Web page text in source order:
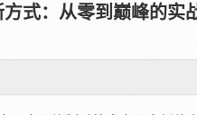
式：从零到巅峰的实